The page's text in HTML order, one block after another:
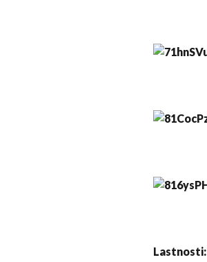
Lastnosti: